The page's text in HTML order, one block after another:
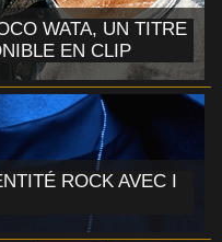
WATA, UN TITRE
EN CLIP
ROCK AVEC I